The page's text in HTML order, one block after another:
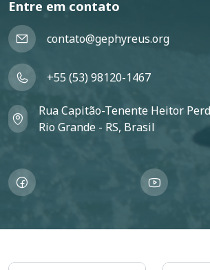
Entre em contato
contato@gephyreus.org
+55 (53) 98120-1467
Rua Capitão-Tenente Heitor
Rio Grande - RS, Brasil